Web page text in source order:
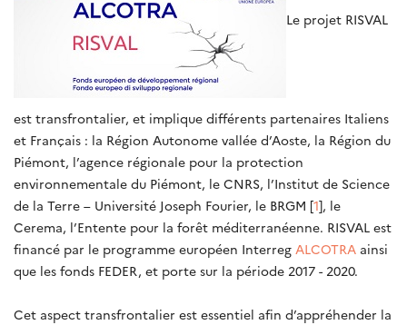
Le projet RISVAL
est transfrontalier, et implique différents partenaires Italiens
et Français : la Région Autonome vallée d’Aoste, la Région du
Piémont, l’agence régionale pour la protection
environnementale du Piémont, le CNRS, l’Institut de Science
de la Terre – Université Joseph Fourier, le BRGM [1], le
Cerema, l’Entente pour la forêt méditerranéenne. RISVAL est
financé par le programme européen Interreg ALCOTRA ainsi
que les fonds FEDER, et porte sur la période 2017 - 2020.
Cet aspect transfrontalier est essentiel afin d’appréhender la